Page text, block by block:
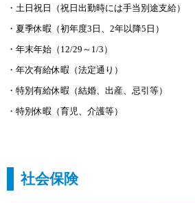
・土日祝日（祝日出勤時には手当別途支給）
・夏季休暇（初年度3日、2年以降5日）
・年末年始（12/29～1/3）
・年次有給休暇（法定通り）
・特別有給休暇（結婚、出産、忌引等）
・特別休暇（育児、介護等）
社会保険